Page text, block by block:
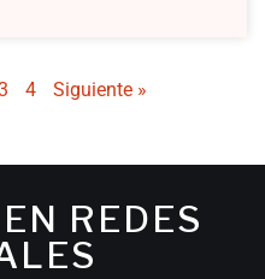
4 Siguiente »
REDES